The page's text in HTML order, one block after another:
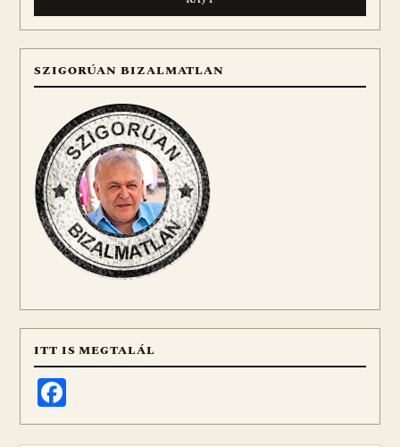
SZIGORÚAN BIZALMATLAN
ITT IS MEGTALÁL